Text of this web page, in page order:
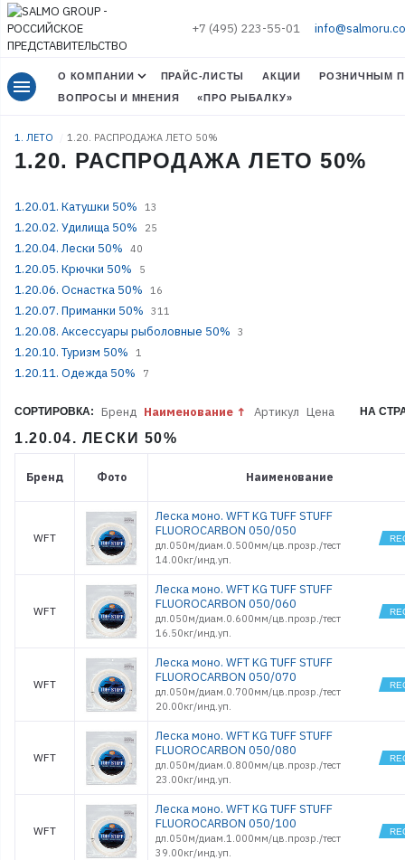
+7 (495) 223-55-01
menu О КОМПАНИИ ПРАЙС-ЛИСТЫ АКЦИИ
РОЗНИЧНЫМ
ВОПРОСЫ И МНЕНИЯ
«ПРО РЫБАЛКУ»
1. ЛЕТО 1.20. РАСПРОДАЖА ЛЕТО 50%
1.20. РАСПРОДАЖА ЛЕТО 50%
1.20.01. Катушки 50% 13
1.20.02. Удилища 50% 25
1.20.04. Лески 50% 40
1.20.05. Крючки 50% 5
1.20.06. Оснастка 50% 16
1.20.07. Приманки 50% 311
1.20.08. Аксессуары рыболовные 50% 3
1.20.10. Туризм 50% 1
1.20.11. Одежда 50% 7
СОРТИРОВКА: Бренд Наименование Артикул Цена НА
1.20.04. ЛЕСКИ 50%
Бренд Фото Наименование
WFT
Леска моно. WFT KG TUFF STUFF
FLUOROCARBON 050/050
дл.050м/диам.0.500мм/цв.прозр./тест
14.00кг/инд.уп.
WFT
Леска моно. WFT KG TUFF STUFF
FLUOROCARBON 050/060
дл.050м/диам.0.600мм/цв.прозр./тест
16.50кг/инд.уп.
WFT
Леска моно. WFT KG TUFF STUFF
FLUOROCARBON 050/070
дл.050м/диам.0.700мм/цв.прозр./тест
20.00кг/инд.уп.
WFT
Леска моно. WFT KG TUFF STUFF
FLUOROCARBON 050/080
дл.050м/диам.0.800мм/цв.прозр./тест
23.00кг/инд.уп.
WFT
Леска моно. WFT KG TUFF STUFF
FLUOROCARBON 050/100
дл.050м/диам.1.000мм/цв.прозр./тест
39.00кг/инд.уп.